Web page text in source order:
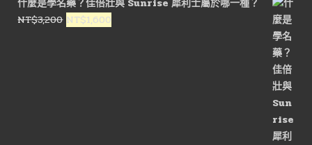
NT$3,200 原
NT$1,600